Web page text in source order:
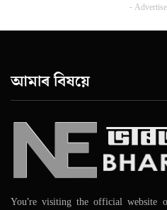
-
আমাৰ বিষয়ে
You're visiting the official website